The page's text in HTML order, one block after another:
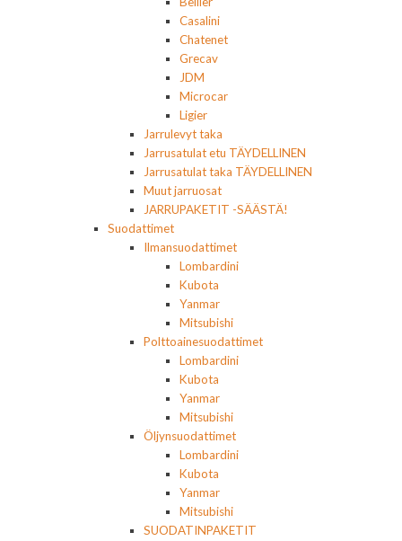
Casalini
Chatenet
Grecav
JDM
Microcar
Ligier
Jarrulevyt taka
Jarrusatulat etu TÄYDELLINEN
Jarrusatulat taka TÄYDELLINEN
Muut jarruosat
JARRUPAKETIT -SÄÄSTÄ!
Suodattimet
Ilmansuodattimet
Lombardini
Kubota
Yanmar
Mitsubishi
Polttoainesuodattimet
Lombardini
Kubota
Yanmar
Mitsubishi
Öljynsuodattimet
Lombardini
Kubota
Yanmar
Mitsubishi
SUODATINPAKETIT